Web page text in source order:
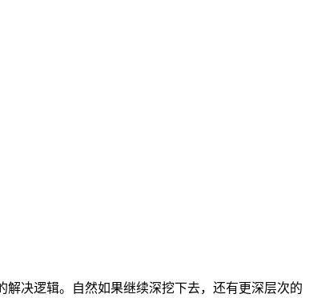
决逻辑。自然如果继续深挖下去，还有更深层次的